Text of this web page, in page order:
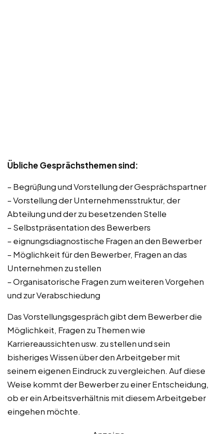
Übliche Gesprächsthemen sind:
– Begrüßung und Vorstellung der Gesprächspartner
– Vorstellung der Unternehmensstruktur, der
Abteilung und der zu besetzenden Stelle
– Selbstpräsentation des Bewerbers
– eignungsdiagnostische Fragen an den Bewerber
– Möglichkeit für den Bewerber, Fragen an das
Unternehmen zu stellen
– Organisatorische Fragen zum weiteren Vorgehen
und zur Verabschiedung
Das Vorstellungsgespräch gibt dem Bewerber die
Möglichkeit, Fragen zu Themen wie
Karriereaussichten usw. zu stellen und sein
bisheriges Wissen über den Arbeitgeber mit
seinem eigenen Eindruck zu vergleichen. Auf diese
Weise kommt der Bewerber zu einer Entscheidung,
ob er ein Arbeitsverhältnis mit diesem Arbeitgeber
eingehen möchte.